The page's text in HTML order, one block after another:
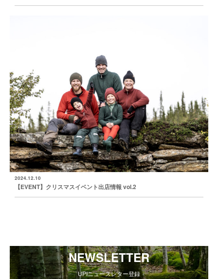
2024.12.10
【EVENT】クリスマスイベント出店情報 vol.2
NEWSLETTER
UPIニュースレター登録